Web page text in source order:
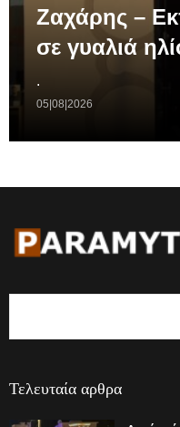
Ζαχάρης –
σε γυαλιά
.
05|08|2026
Τελευταία αρθρα